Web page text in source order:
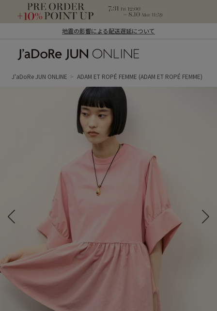
地震の影響による配送遅延について
ン オンライン）
J'aDoRe JUN ONLINE ADAM ET ROPÉ FEMME (ADAM ET ROPÉ FEMME)